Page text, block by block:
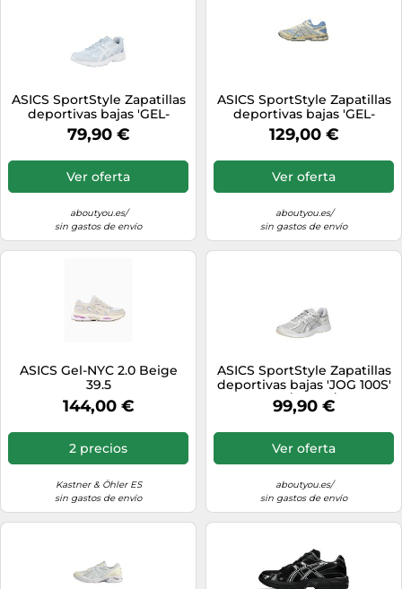
ASICS SportStyle Zapatillas
deportivas bajas 'GEL-
NUNOBIKI' azul cielo / azul
pastel 39 azul cielo / azul
79,90 €
Ver oferta
aboutyou.es/
sin gastos de envío
ASICS SportStyle Zapatillas
deportivas bajas 'GEL-
CUMULUS 16' azul cielo /
amarillo pastel / gris
amarillo pastel / gris
plateado
129,00 €
Ver oferta
aboutyou.es/
sin gastos de envío
ASICS Gel-NYC 2.0 Beige
39.5
144,00 €
2 precios
Kastner & Öhler ES
sin gastos de envío
ASICS SportStyle Zapatillas
deportivas bajas 'JOG 100S'
gris claro / plata / blanco
38-38,5 gris claro / plata /
99,90 €
Ver oferta
aboutyou.es/
sin gastos de envío